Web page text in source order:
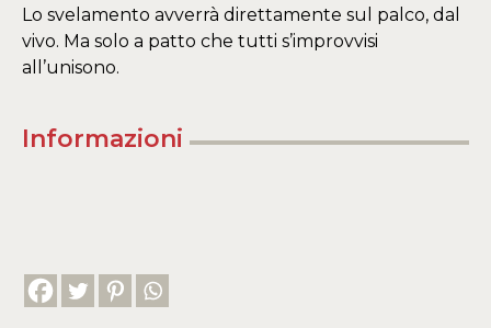
Lo svelamento avverrà direttamente sul palco, dal
vivo. Ma solo a patto che tutti s’improvvisi
all’unisono.
Informazioni